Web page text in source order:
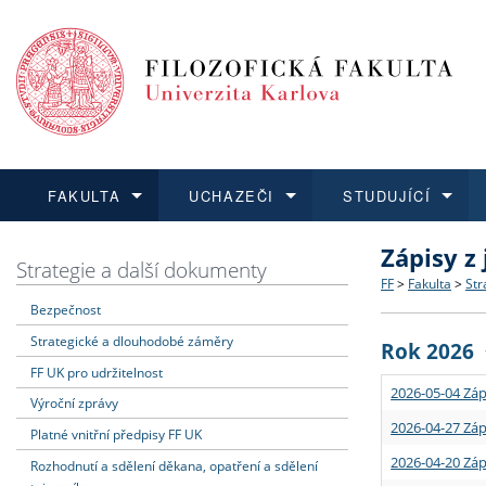
FAKULTA
Dozvědět se více
Struktura
Strategie
Podpora
UCHAZEČI
Podat přihlášku
Co
Učitelské
STUDUJÍCÍ
Dozvědět se více
Rigorózní
Dozvědět se více
O vědě a
Granty a
Dozvědět se více
Aktuální
Strategie a další dokumenty
Bezpečnost
Strategické a dlouhodobé záměry
FF UK pro udržitelnost
Výroční zprávy
Platné vnitřní předpisy FF UK
Rozhodnutí a sdělení děkana, opatření a sdělení
Zápisy
FF > Fakulta >
Rok 2026
2026-05-04
2026-04-27
2026-04-20